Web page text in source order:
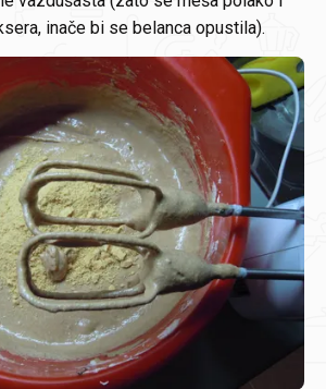
inače bi se belanca opustila).